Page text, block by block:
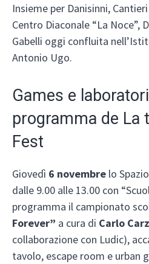
Insieme per Danisinni,
Centro Diaconale “La Noce”,
Gabelli oggi confluita
Antonio Ugo.
Games e
programma de La
Fest
Giovedì 6 novembre lo
dalle 9.00 alle 13.00 con
programma il campionato
Forever” a cura di Carlo
collaborazione con Ludic),
tavolo, escape room e urban